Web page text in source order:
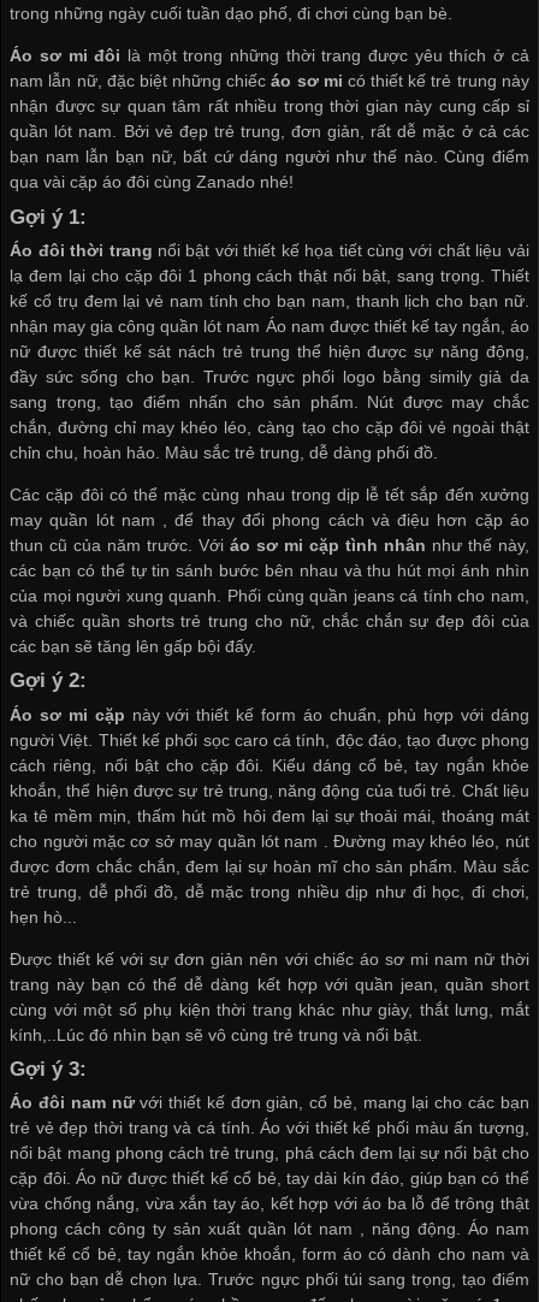
trong những ngày cuối tuần dạo phố, đi chơi cùng bạn bè.
Áo sơ mi đôi là một trong những thời trang được yêu thích ở cả
nam lẫn nữ, đặc biệt những chiếcáo sơ mi có thiết kế trẻ trung này
nhận được sự quan tâm rất nhiều trong thời gian này cung cấp sỉ
quần lót nam. Bởi vẻ đẹp trẻ trung, đơn giản, rất dễ mặc ở cả các
bạn nam lẫn bạn nữ, bất cứ dáng người như thế nào. Cùng điểm
qua vài cặp áo đôi cùng Zanado nhé!
Gợi ý 1:
Áo đôi thời trang nổi bật với thiết kế họa tiết cùng với chất liệu vải
lạ đem lại cho cặp đôi 1 phong cách thật nổi bật, sang trọng. Thiết
kế cổ trụ đem lại vẻ nam tính cho bạn nam, thanh lịch cho bạn nữ.
nhận may gia công quần lót nam Áo nam được thiết kế tay ngắn, áo
nữ được thiết kế sát nách trẻ trung thể hiện được sự năng động,
đầy sức sống cho bạn. Trước ngực phối logo bằng simily giả da
sang trọng, tạo điểm nhấn cho sản phẩm. Nút được may chắc
chắn, đường chỉ may khéo léo, càng tạo cho cặp đôi vẻ ngoài thật
chỉn chu, hoàn hảo. Màu sắc trẻ trung, dễ dàng phối đồ.
Các cặp đôi có thể mặc cùng nhau trong dịp lễ tết sắp đến xưởng
may quần lót nam , để thay đổi phong cách và điệu hơn cặp áo
thun cũ của năm trước. Vớiáo sơ mi cặp tình nhân như thế này,
các bạn có thể tự tin sánh bước bên nhau và thu hút mọi ánh nhìn
của mọi người xung quanh. Phối cùng quần jeans cá tính cho nam,
và chiếc quần shorts trẻ trung cho nữ, chắc chắn sự đẹp đôi của
các bạn sẽ tăng lên gấp bội đấy.
Gợi ý 2:
Áo sơ mi cặp này với thiết kế form áo chuẩn, phù hợp với dáng
người Việt. Thiết kế phối sọc caro cá tính, độc đáo, tạo được phong
cách riêng, nổi bật cho cặp đôi. Kiểu dáng cổ bẻ, tay ngắn khỏe
khoắn, thể hiện được sự trẻ trung, năng động của tuổi trẻ. Chất liệu
ka tê mềm mịn, thấm hút mồ hôi đem lại sự thoải mái, thoáng mát
cho người mặccơ sở may quần lót nam . Đường may khéo léo, nút
được đơm chắc chắn, đem lại sự hoàn mĩ cho sản phẩm. Màu sắc
trẻ trung, dễ phối đồ, dễ mặc trong nhiều dịp như đi học, đi chơi,
hẹn hò...
Được thiết kế với sự đơn giản nên với chiếc áo sơ mi nam nữ thời
trang này bạn có thể dễ dàng kết hợp với quần jean, quần short
cùng với một số phụ kiện thời trang khác như giày, thắt lưng, mắt
kính,..Lúc đó nhìn bạn sẽ vô cùng trẻ trung và nổi bật.
Gợi ý 3:
Áo đôi nam nữvới thiết kế đơn giản, cổ bẻ, mang lại cho các bạn
trẻ vẻ đẹp thời trang và cá tính. Áo với thiết kế phối màu ấn tượng,
nổi bật mang phong cách trẻ trung, phá cách đem lại sự nổi bật cho
cặp đôi. Áo nữ được thiết kế cổ bẻ, tay dài kín đáo, giúp bạn có thể
vừa chống nắng, vừa xắn tay áo, kết hợp với áo ba lỗ để trông thật
phong cáchcông ty sản xuất quần lót nam , năng động. Áo nam
thiết kế cổ bẻ, tay ngắn khỏe khoắn, form áo có dành cho nam và
nữ cho bạn dễ chọn lựa. Trước ngực phối túi sang trọng, tạo điểm